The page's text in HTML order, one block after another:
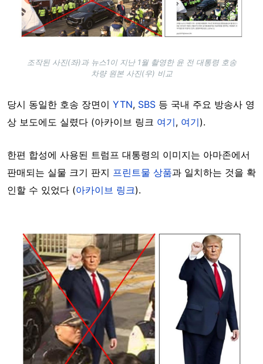
조작된 사진(좌)과 뉴스1이 지난 1월 촬영한 윤 전 대통령 호송
차량 원본 사진(우) 비교
당시 동일한 호송 장면이 YTN, SBS 등 국내 주요 방송사 영
상 보도에도 실렸다 (아카이브 링크 여기, 여기).
한편 합성에 사용된 트럼프 대통령의 이미지는 아마존에서
판매되는 실물 크기 판지 프린트물 상품과 일치하는 것을 확
인할 수 있었다 (아카이브 링크).
Image